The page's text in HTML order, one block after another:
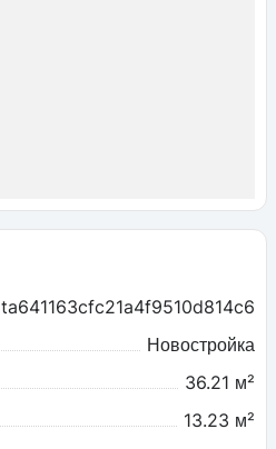
ta641163cfc21a4f9510d814c6
Новостройка
36.21 м²
13.23 м²